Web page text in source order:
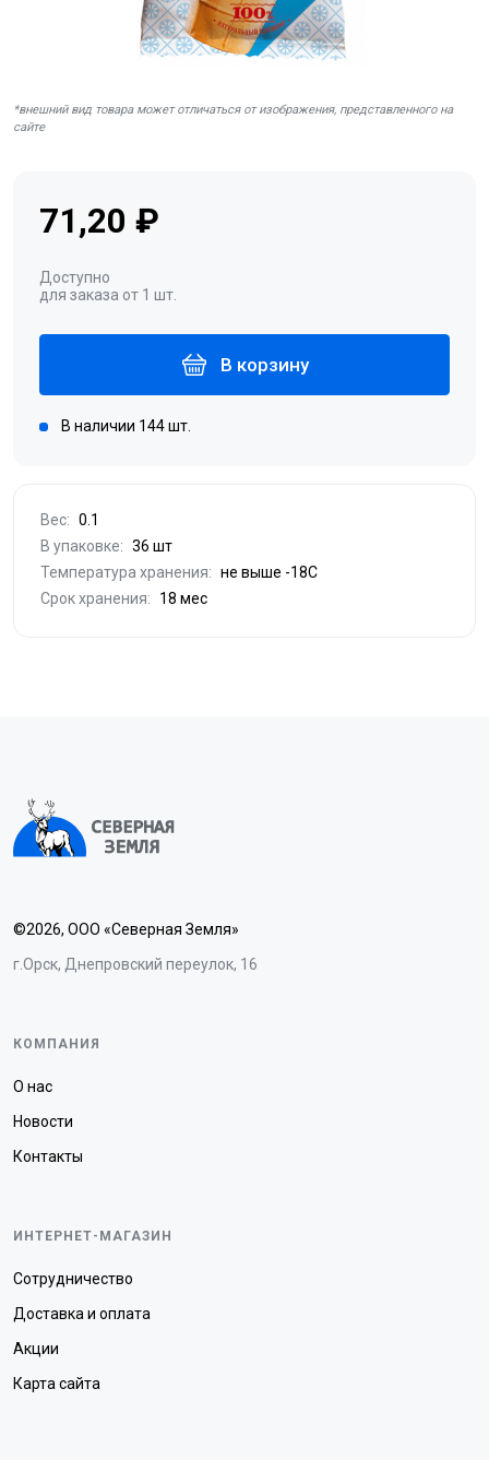
*внешний вид товара может отличаться от изображения, представленного на
сайте
71,20 ₽
Доступно
для заказа от 1 шт.
В корзину
В наличии 144 шт.
Вес: 0.1
В упаковке: 36 шт
Температура хранения: не выше -18С
Срок хранения:
18 мес
©2026, ООО «Северная Земля»
г.Орск, Днепровский переулок, 16
КОМПАНИЯ
О нас
Новости
Контакты
ИНТЕРНЕТ-МАГАЗИН
Сотрудничество
Доставка и оплата
Акции
Карта сайта